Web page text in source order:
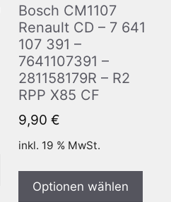
Bosch CM1107
Renault CD – 7 641
107 391 –
7641107391 –
281158179R – R2
RPP X85 CF
9,90 €
inkl. 19 % MwSt.
Optionen wählen